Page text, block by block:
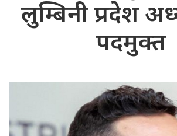
लुम्बिनी प्रदेश
पदमुक्त